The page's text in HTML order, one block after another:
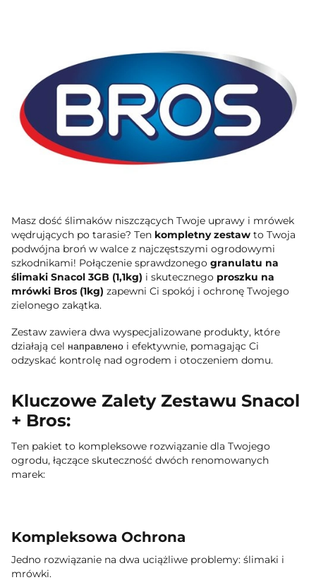
Masz dość ślimaków niszczących Twoje uprawy i mrówek
wędrujących po tarasie? Ten kompletny zestaw to Twoja
podwójna broń w walce z najczęstszymi ogrodowymi
szkodnikami! Połączenie sprawdzonego granulatu na
ślimaki Snacol 3GB (1,1kg) i skutecznego proszku na
mrówki Bros (1kg) zapewni Ci spokój i ochronę Twojego
zielonego zakątka.
Zestaw zawiera dwa wyspecjalizowane produkty, które
działają cel направлено i efektywnie, pomagając Ci
odzyskać kontrolę nad ogrodem i otoczeniem domu.
Kluczowe Zalety Zestawu Snacol
+ Bros:
Ten pakiet to kompleksowe rozwiązanie dla Twojego
ogrodu, łączące skuteczność dwóch renomowanych
marek:
Kompleksowa Ochrona
Jedno rozwiązanie na dwa uciążliwe problemy: ślimaki i
mrówki.